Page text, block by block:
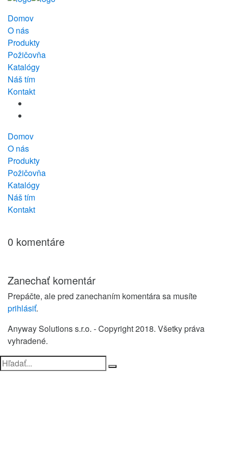
Domov
O nás
Produkty
Požičovňa
Katalógy
Náš tím
Kontakt
Domov
O nás
Produkty
Požičovňa
Katalógy
Náš tím
Kontakt
0 komentáre
Zanechať komentár
Prepáčte, ale pred zanechaním komentára sa musíte
prihlásiť.
Anyway Solutions s.r.o. - Copyright 2018. Všetky práva
vyhradené.